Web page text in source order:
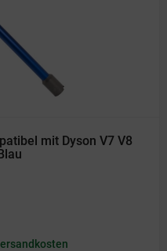
mit Dyson V7 V8